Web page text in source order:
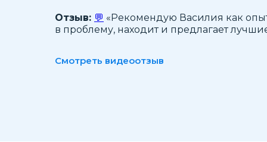
Отзыв: 💬 «Рекомендую Василия как
в проблему, находит и предлагает
Смотреть видеоотзыв